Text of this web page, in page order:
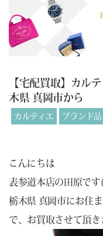
【宅配買取】カル
木県 真岡市から
カルティエ ブランド品
こんにちは
表参道本店の田原です
栃木県 真岡市にお住
で、お買取させて頂